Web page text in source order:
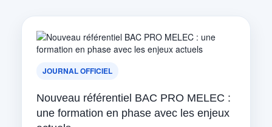
JOURNAL OFFICIEL
Nouveau référentiel BAC PRO MELEC :
une formation en phase avec les enjeux